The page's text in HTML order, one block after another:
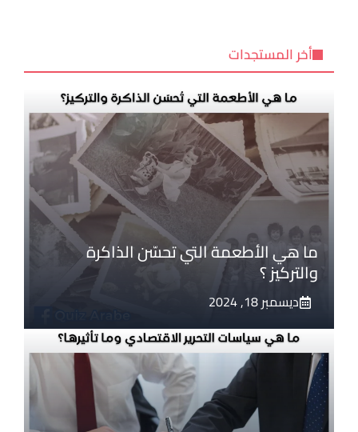
أخر المستجدات
ما هي الأطعمة التي تحسّن الذاكرة
والتركيز ؟
ديسمبر 18, 2024